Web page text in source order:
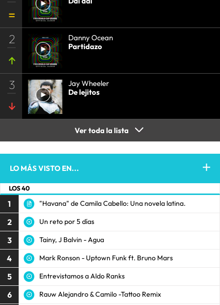
2
Danny Ocean
Partidazo
3
Jay Wheeler
De lejitos
Ver toda la lista
LO MÁS VISTO EN...
LOS 40
1 "Havana" de Camila Cabello: Una novela latina.
2 Un reto por 5 días
3 Tainy, J Balvin - Agua
4 Mark Ronson - Uptown Funk ft. Bruno Mars
5 Entrevistamos a Aldo Ranks
6 Rauw Alejandro & Camilo -Tattoo Remix